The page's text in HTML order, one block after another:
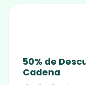
50% de
Cadena